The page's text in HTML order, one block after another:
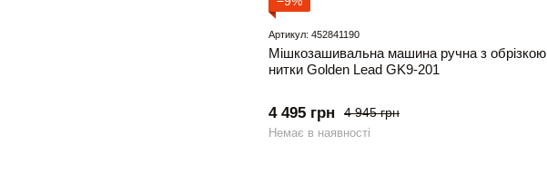
Артикул: 452841190
Мішкозашивальна машина ручна з обрізкою
нитки Golden Lead GK9-201
4 945 грн
4 495 грн
Немає в наявності